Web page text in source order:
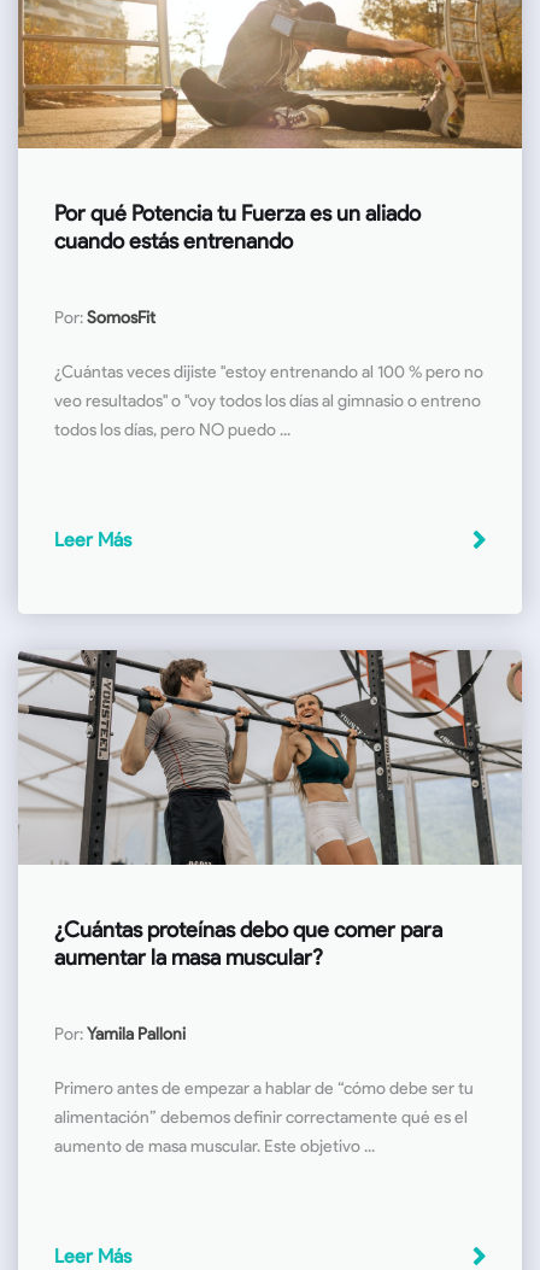
Por qué Potencia tu Fuerza es un aliado
cuando estás entrenando
Por:SomosFit
¿Cuántas veces dijiste "estoy entrenando al 100 % pero no
veo resultados" o "voy todos los días al gimnasio o entreno
todos los días, pero NO puedo ...
Leer Más
¿Cuántas proteínas debo que comer para
aumentar la masa muscular?
Por:Yamila Palloni
Primero antes de empezar a hablar de “cómo debe ser tu
alimentación” debemos definir correctamente qué es el
aumento de masa muscular. Este objetivo ...
Leer Más